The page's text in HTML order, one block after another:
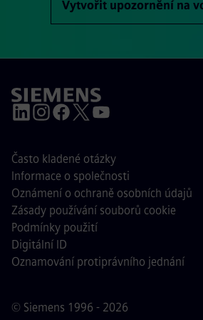
Vytvořit upozornění na
© Siemens 1996 - 2026
Často kladené otázky
Informace o společnosti
Oznámení o ochraně osobních údajů
Zásady používání souborů cookie
Podmínky použití
Digitální ID
Oznamování protiprávního jednání